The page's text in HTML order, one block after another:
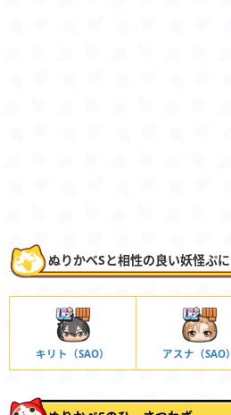
ぬりかべSと相性の良い妖怪ぷに
キリト（SAO） アスナ（SAO）